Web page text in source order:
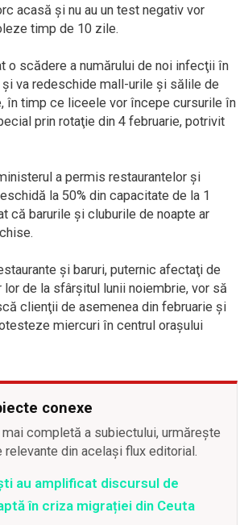
acasă şi nu au un test negativ vor
timp de 10 zile.
o scădere a numărului de noi infecţii în
va redeschide mall-urile şi sălile de
în timp ce liceele vor începe cursurile în
prin rotaţie din 4 februarie, potrivit
a permis restaurantelor şi
la 50% din capacitate de la 1
că barurile şi cluburile de noapte ar
şi baruri, puternic afectaţi de
de la sfârşitul lunii noiembrie, vor să
clienţii de asemenea din februarie şi
miercuri în centrul oraşului
conexe
completă a subiectului, urmărește
din același flux editorial.
au amplificat discursul de
în criza migrației din Ceuta